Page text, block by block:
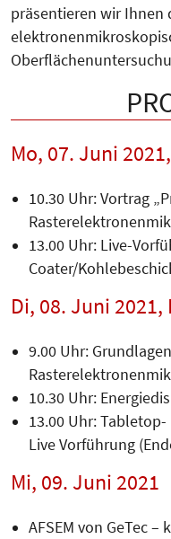
präsentieren wir Ihnen
Mo, 07. Juni
10.30 Uhr: Vortrag
13.00 Uhr: Live-
Coater/
Di, 08. Juni
9.00 Uhr:
10.30 Uhr:
13.00 Uhr:
Live Vorführung
Mi, 09. Juni 2021
AFSEM von GeTec –